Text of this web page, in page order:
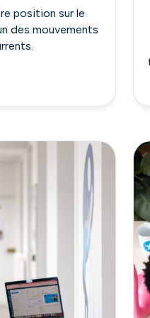
position sur le
des mouvements